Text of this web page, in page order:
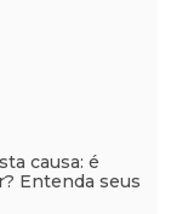
causa: é
Entenda seus